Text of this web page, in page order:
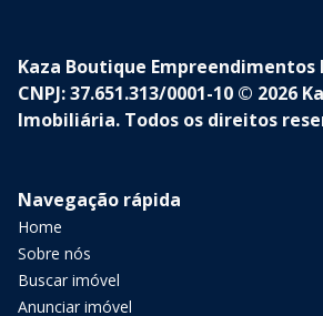
Kaza Boutique
CNPJ: 37.651.313/0001-10 © 2026
Imobiliária. Todos os direitos
Navegação rápida
Home
Sobre nós
Buscar imóvel
Anunciar imóvel